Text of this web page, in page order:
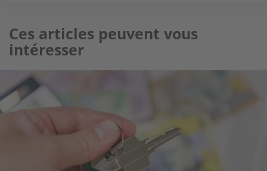
Ces articles peuvent vous
intéresser
Image